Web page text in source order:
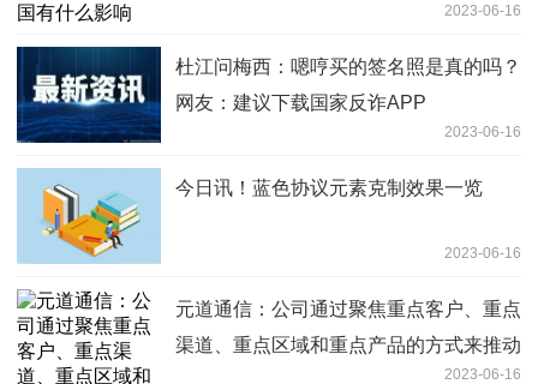
2023-06-16
杜江问梅西：嗯哼买的签名照是真的吗？
网友：建议下载国家反诈APP
2023-06-16
今日讯！蓝色协议元素克制效果一览
2023-06-16
元道通信：公司通过聚焦重点客户、重点
渠道、重点区域和重点产品的方式来推动
2023-06-16